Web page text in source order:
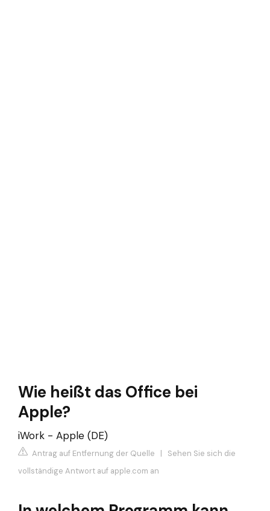
Wie heißt das Office bei
Apple?
iWork - Apple (DE)
Antrag auf Entfernung der Quelle | Sehen Sie sich die
vollständige Antwort auf apple.com an